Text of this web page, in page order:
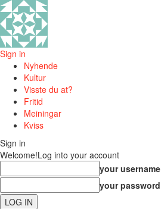
Sign in
Nyhende
Kultur
Visste du at?
Fritid
Meiningar
Kviss
Sign in
Welcome!Log into your account
your username
your password